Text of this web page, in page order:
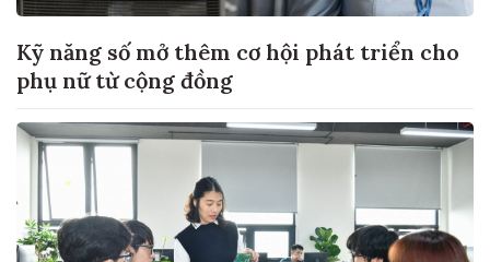
Kỹ năng số mở thêm cơ hội phát triển cho
phụ nữ từ cộng đồng